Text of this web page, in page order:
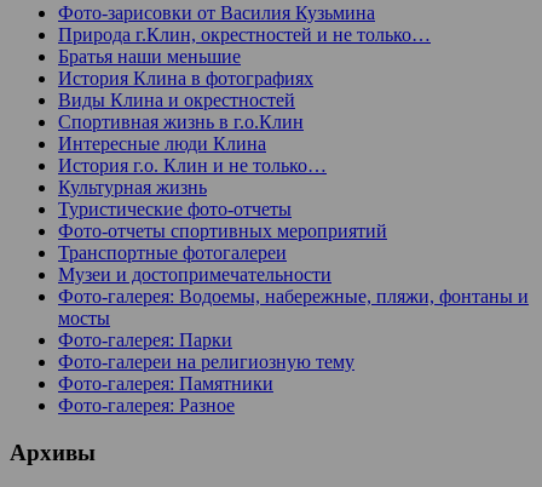
Фото-зарисовки от Василия Кузьмина
Природа г.Клин, окрестностей и не только…
Братья наши меньшие
История Клина в фотографиях
Виды Клина и окрестностей
Спортивная жизнь в г.о.Клин
Интересные люди Клина
История г.о. Клин и не только…
Культурная жизнь
Туристические фото-отчеты
Фото-отчеты спортивных мероприятий
Транспортные фотогалереи
Музеи и достопримечательности
Фото-галерея: Водоемы, набережные, пляжи, фонтаны и
мосты
Фото-галерея: Парки
Фото-галереи на религиозную тему
Фото-галерея: Памятники
Фото-галерея: Разное
Архивы